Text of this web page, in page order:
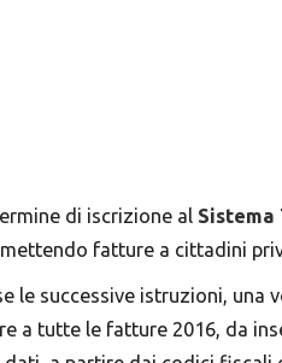
di iscrizione al Sistema
fatture a cittadini
le successive istruzioni,
a tutte le fatture 2016, da